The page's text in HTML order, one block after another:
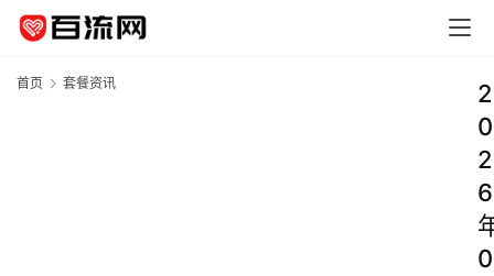
首页 套餐资讯
2
0
2
6
0